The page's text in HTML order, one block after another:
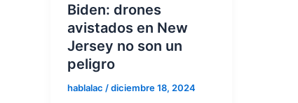
Biden: drones
avistados en New
Jersey no son un
peligro
hablalac /diciembre 18, 2024